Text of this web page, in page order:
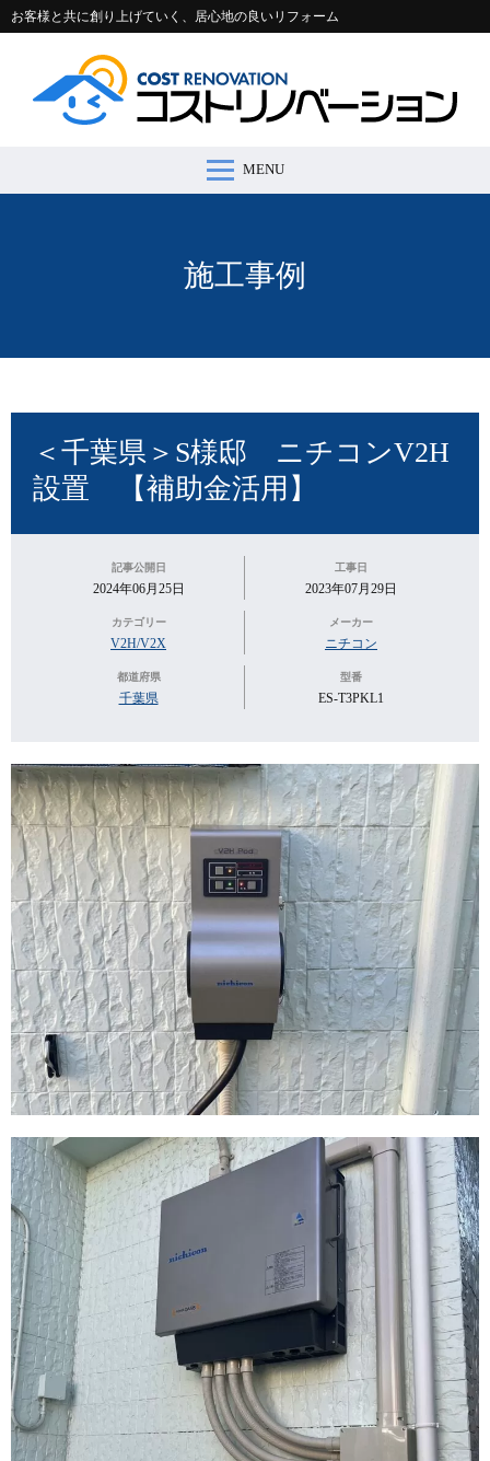
お客様と共に創り上げていく、居心地の良いリフォーム
MENU
施工事例
＜千葉県＞S様邸 ニチコンV2H
設置 【補助金活用】
記事公開日
2024年06月25日
工事日
2023年07月29日
カテゴリー
V2H/V2X
メーカー
ニチコン
都道府県
千葉県
型番
ES-T3PKL1